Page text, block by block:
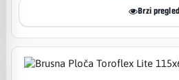
Brzi pregled